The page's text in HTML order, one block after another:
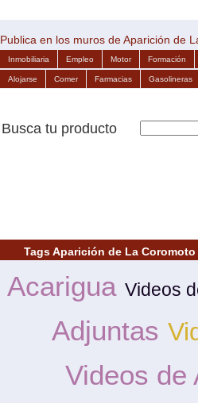
Publica en los muros de Aparición de
Inmobiliaria Empleo Motor Formación
Alojarse Comer Farmacias Gasolineras
Busca tu producto
Tags Aparición de La Coromoto
Acarigua Videos
Adjuntas
Videos de